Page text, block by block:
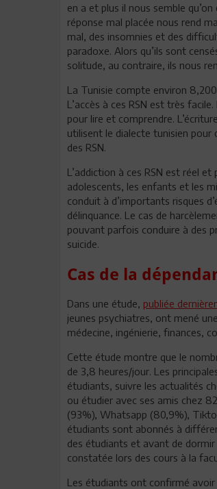
en a et plus il nous semble
réponse mal placée nous rend
mal, des insomnies et des
paradoxe. Alors qu’ils sont
solitude, au contraire, ils nous
La Tunisie compte environ
L’accès à ces RSN est très
pour lire et comprendre.
utilisent le dialecte tunisien pour
des RSN.
L’addiction à ces RSN est réel
adolescents, les enfants et les
conduit à d’importants risques
délinquance. Le cas de
pouvant parfois conduire à des
suicide.
Cas de la
Dans une étude, publiée
jeunes psychiatres, ont mené
médecine, ingénierie, finances,
Cette étude montre que le
de 3,8 heures/jour. Les
étudiants, suivre les actualités
ou étudier avec ses amis chez
(93%), Whatsapp (80,9%),
étudiants sont abonnés à
des étudiants et avant de
constatée lors des cours à la
Les étudiants ont confirmé avoir